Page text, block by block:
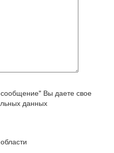
Вы даете свое
данных